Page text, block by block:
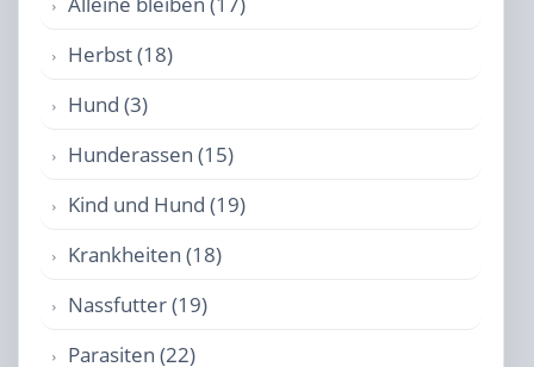
Herbst (18)
Hund (3)
Hunderassen (15)
Kind und Hund (19)
Krankheiten (18)
Nassfutter (19)
Parasiten (22)